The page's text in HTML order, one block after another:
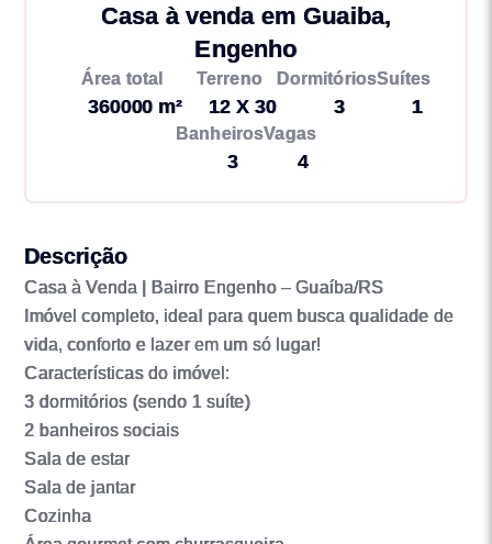
Casa à venda em Guaiba,
Engenho
Área total
360000 m²
Terreno
12 X 30
Dormitórios
3
Suítes
1
Banheiros
3
Vagas
4
Descrição
Casa à Venda | Bairro Engenho – Guaíba/RS
Imóvel completo, ideal para quem busca qualidade de
vida, conforto e lazer em um só lugar!
Características do imóvel:
3 dormitórios (sendo 1 suíte)
2 banheiros sociais
Sala de estar
Sala de jantar
Cozinha